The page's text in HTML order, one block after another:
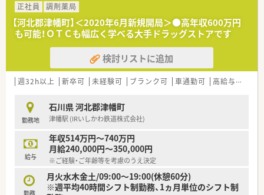
正社員
調剤薬局
【河北郡津幡町】＜2020年6月新規開局＞●高年収600万円
も可能！ＯＴＣも幅広く学べる大手ドラッグストアです
検討リストに追加
週32h以上 新卒可 未経験可 ブランク可 車通勤可 高給与(600万円以上)
勤務地
石川県 河北郡津幡町
津幡駅 (IRいしかわ鉄道株式会社)
給与
年収514万円～740万円
月給240,000円～350,000円
※ご経験・ご年齢等を考慮のうえ決定
勤務
月火水木金土/09:00～19:00(休憩60分)
※週平均40時間シフト制勤務、1ヵ月単位のシフト制